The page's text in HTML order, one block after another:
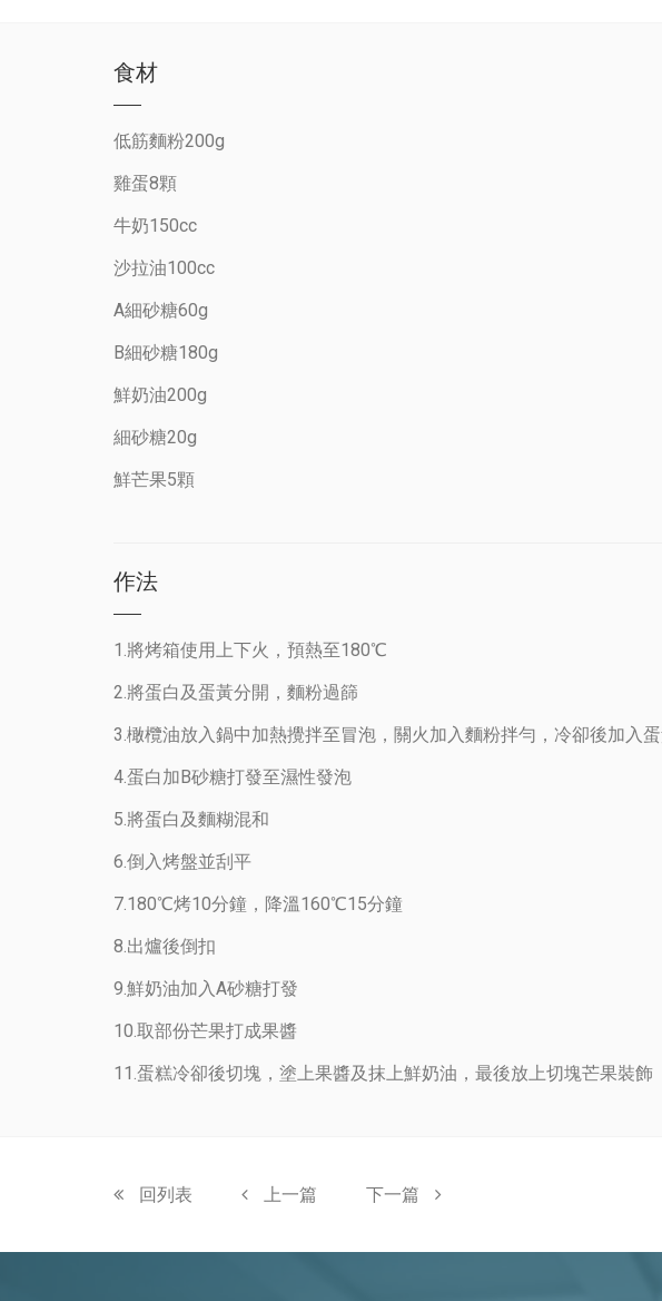
食材
低筋麵粉200g
雞蛋8顆
牛奶150cc
沙拉油100cc
A細砂糖60g
B細砂糖180g
鮮奶油200g
細砂糖20g
鮮芒果5顆
作法
1.將烤箱使用上下火，預熱至180℃
2.將蛋白及蛋黃分開，麵粉過篩
3.橄欖油放入鍋中加熱攪拌至冒泡，關火加入麵粉拌勻，冷卻後加入
4.蛋白加B砂糖打發至濕性發泡
5.將蛋白及麵糊混和
6.倒入烤盤並刮平
7.180℃烤10分鐘，降溫160℃15分鐘
8.出爐後倒扣
9.鮮奶油加入A砂糖打發
10.取部份芒果打成果醬
11.蛋糕冷卻後切塊，塗上果醬及抹上鮮奶油，最後放上切塊芒果裝飾
回列表 上一篇 下一篇